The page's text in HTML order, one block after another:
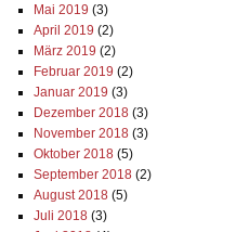
Mai 2019 (3)
April 2019 (2)
März 2019 (2)
Februar 2019 (2)
Januar 2019 (3)
Dezember 2018(3)
November 2018(3)
Oktober 2018(5)
September 2018(2)
August 2018(5)
Juli 2018(3)